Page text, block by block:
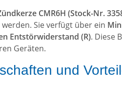
CMR6H (Stock-Nr.
Sie verfügt über ein
Entstörwiderstand (R). Diese
Geräten.
und